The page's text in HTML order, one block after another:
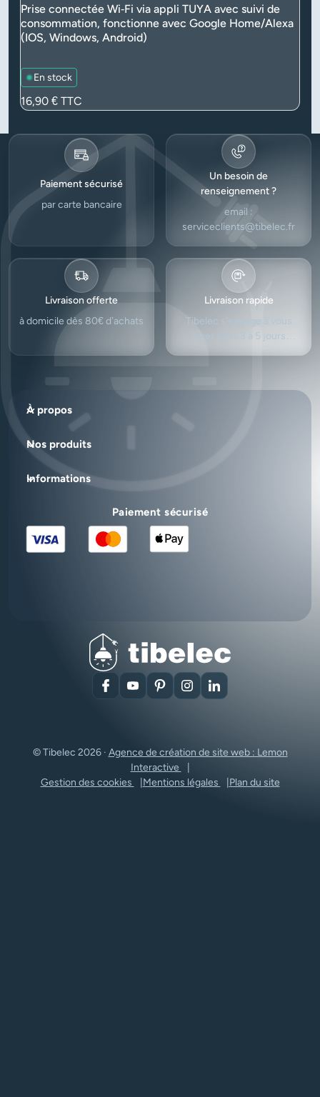
Prise connectée Wi‑Fi via appli TUYA avec suivi de
consommation, fonctionne avec Google Home/Alexa
(IOS, Windows, Android)
En stock
Prix
16,90 € TTC
Paiement sécurisé
par carte bancaire
Un besoin de
renseignement ?
email :
serviceclients@tibelec.fr
Livraison offerte
à domicile dès 80€ d’achats
Livraison rapide
Tibelec s'engage à vous
livrer sous 3 à 5 jours
À propos
Nos produits
Informations
Paiement sécurisé
FacebookYouTubePinterestInstagramLinkedIn
© Tibelec 2026 · Agence de création de site web : Lemon
Interactive
Gestion des cookies
Mentions légales Plan du site